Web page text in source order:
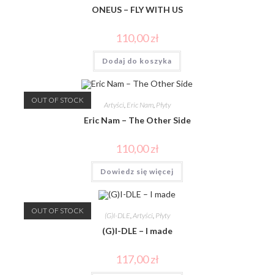
ONEUS – FLY WITH US
110,00zł
Dodaj do koszyka
OUT OF STOCK
Artyści, Eric Nam, Płyty
Eric Nam – The Other Side
110,00zł
Dowiedz się więcej
OUT OF STOCK
(G)I-DLE,Artyści, Płyty
(G)I-DLE – I made
117,00zł